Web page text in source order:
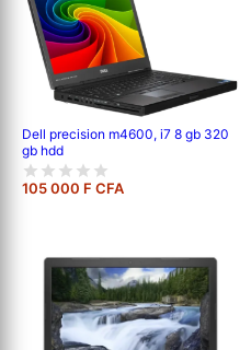
Dell precision m4600, i7 8 gb 320
gb hdd
105 000 F CFA